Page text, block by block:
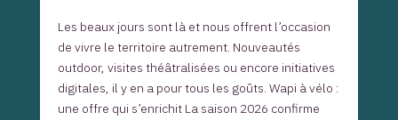
Les beaux jours sont là et nous offrent l’occasion
de vivre le territoire autrement. Nouveautés
outdoor, visites théâtralisées ou encore initiatives
digitales, il y en a pour tous les goûts. Wapi à vélo :
une offre qui s’enrichit La saison 2026 confirme